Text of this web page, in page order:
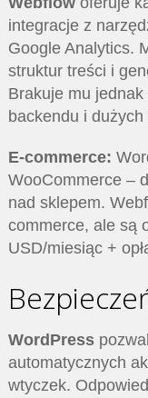
integracje z
Google Analytics.
struktur treści i
Brakuje mu jednak
backendu i
E-commerce:
WooCommerce –
nad sklepem.
commerce, ale są
USD/miesiąc +
WordPress
automatycznych
wtyczek.